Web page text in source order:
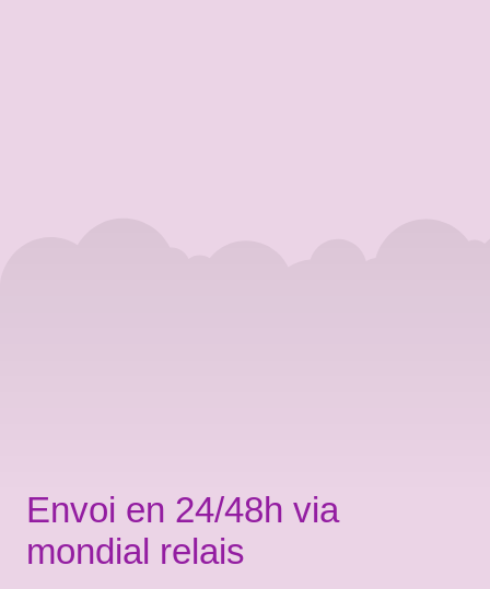
Envoi en 24/48h via
mondial relais